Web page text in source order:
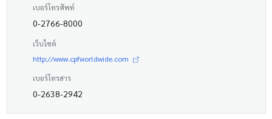
เบอร์โทรศัพท์
0-2766-8000
เว็บไซต์
http://www.cpfworldwide.com
เบอร์โทรสาร
0-2638-2942